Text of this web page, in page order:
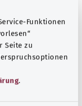
Funktionen
Seite zu
.